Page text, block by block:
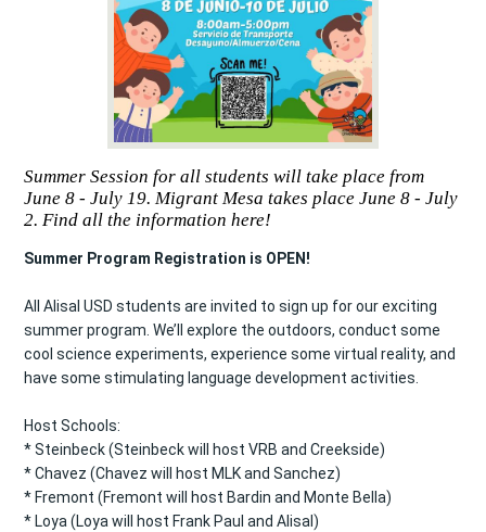
Summer Session for all students will take place from
June 8 - July 19. Migrant Mesa takes place June 8 - July
2. Find all the information here!
Summer Program Registration is OPEN!
All Alisal USD students are invited to sign up for our exciting
summer program. We’ll explore the outdoors, conduct some
cool science experiments, experience some virtual reality, and
have some stimulating language development activities.
Host Schools:
* Steinbeck (Steinbeck will host VRB and Creekside)
* Chavez (Chavez will host MLK and Sanchez)
* Fremont (Fremont will host Bardin and Monte Bella)
* Loya (Loya will host Frank Paul and Alisal)